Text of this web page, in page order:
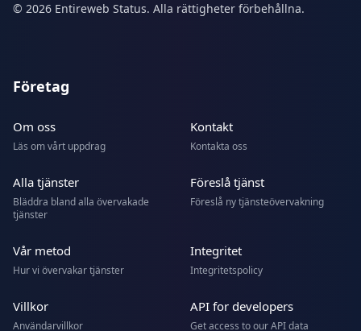
© 2026 Entireweb Status. Alla rättigheter förbehållna.
Företag
Om oss
Läs om vårt uppdrag
Kontakt
Kontakta oss
Alla tjänster
Bläddra bland alla övervakade
tjänster
Föreslå tjänst
Föreslå ny tjänsteövervakning
Vår metod
Hur vi övervakar tjänster
Integritet
Integritetspolicy
Villkor
Användarvillkor
API for developers
Get access to our API data